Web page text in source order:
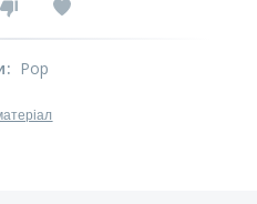
: Pop